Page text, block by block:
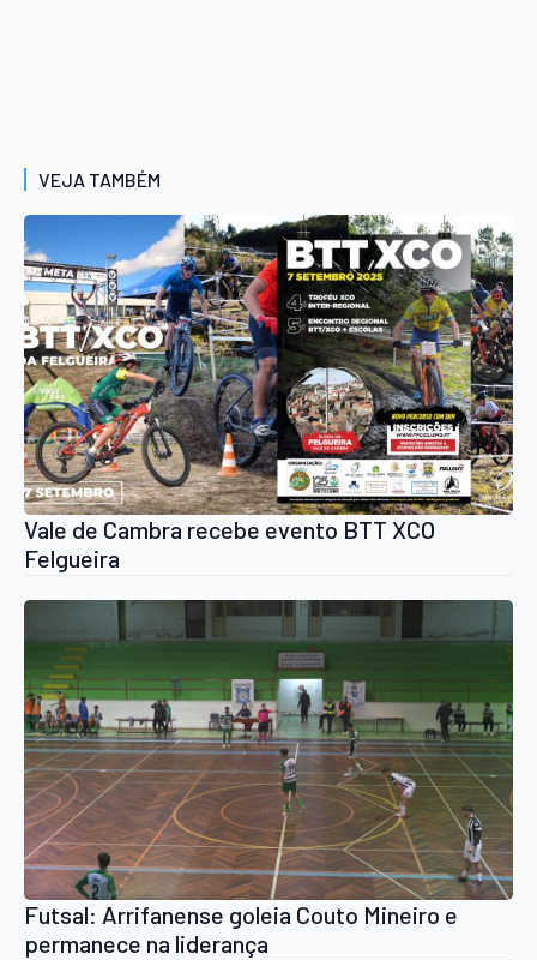
VEJA TAMBÉM
Vale de Cambra recebe evento BTT XCO
Felgueira
Futsal: Arrifanense goleia Couto Mineiro e
permanece na liderança